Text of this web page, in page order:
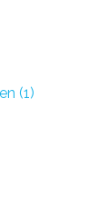
(1)